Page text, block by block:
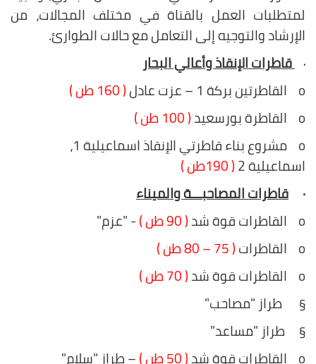
لمتطلبات العمل بالقناة في مختلف المجالات، من
الإرشاد والتوجيه إلى التعامل مع حالات الطوارئ.
·
قاطرات الإنقاذ وأعالي البحار
o القاطرتين بركة 1 – عزت عادل
( 160 طن )
o القاطرة بورسعيد
( 100 طن )
o مشروع بناء قاطرتي الإنقاذ اسماعيلية 1،
اسماعيلية 2 ( 190طن )
· قاطرات المصاحبـــة والميناء
o القاطرات قوة شد
( 90 طن )
- "عزم"
o القاطرات
( 75 – 80 طن )
o القاطرات قوة شد
( 70 طن )
§ طراز "مصاحب"
§ طراز "مساعد"
o القاطرات قوة شد
( 50 طن )
– طراز "سلام"